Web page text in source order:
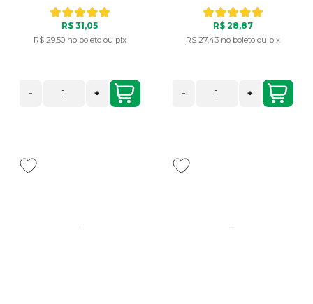
R$ 31,05
R$ 29,50 no boleto ou pix
- +
R$ 28,87
R$ 27,43 no boleto ou pix
- +